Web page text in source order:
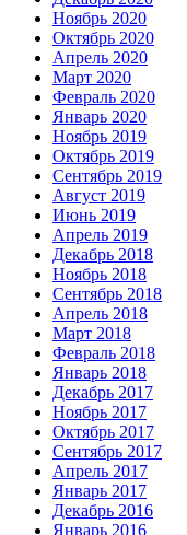
Ноябрь 2020
Октябрь 2020
Апрель 2020
Март 2020
Февраль 2020
Январь 2020
Ноябрь 2019
Октябрь 2019
Сентябрь 2019
Август 2019
Июнь 2019
Апрель 2019
Декабрь 2018
Ноябрь 2018
Сентябрь 2018
Апрель 2018
Март 2018
Февраль 2018
Январь 2018
Декабрь 2017
Ноябрь 2017
Октябрь 2017
Сентябрь 2017
Апрель 2017
Январь 2017
Декабрь 2016
Январь 2016